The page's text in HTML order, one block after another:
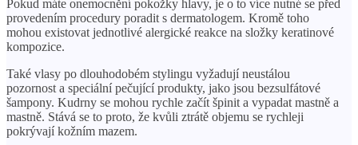
Pokud máte onemocnění pokožky hlavy, je o to více nutné se před
provedením procedury poradit s dermatologem. Kromě toho
mohou existovat jednotlivé alergické reakce na složky keratinové
kompozice.
Také vlasy po dlouhodobém stylingu vyžadují neustálou
pozornost a speciální pečující produkty, jako jsou bezsulfátové
šampony. Kudrny se mohou rychle začít špinit a vypadat mastně a
mastně. Stává se to proto, že kvůli ztrátě objemu se rychleji
pokrývají kožním mazem.